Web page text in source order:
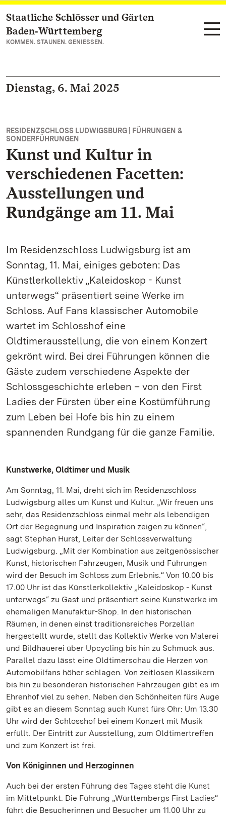
Zum Hauptinhalt springen
Staatliche Schlösser und Gärten
Baden‑Württemberg
KOMMEN. STAUNEN. GENIESSEN.
Dienstag, 6. Mai 2025
RESIDENZSCHLOSS LUDWIGSBURG | FÜHRUNGEN &
SONDERFÜHRUNGEN
Kunst und Kultur in
verschiedenen Facetten:
Ausstellungen und
Rundgänge am 11. Mai
Im Residenzschloss Ludwigsburg ist am
Sonntag, 11. Mai, einiges geboten: Das
Künstlerkollektiv „Kaleidoskop - Kunst
unterwegs“ präsentiert seine Werke im
Schloss. Auf Fans klassischer Automobile
wartet im Schlosshof eine
Oldtimerausstellung, die von einem Konzert
gekrönt wird. Bei drei Führungen können die
Gäste zudem verschiedene Aspekte der
Schlossgeschichte erleben – von den First
Ladies der Fürsten über eine Kostümführung
zum Leben bei Hofe bis hin zu einem
spannenden Rundgang für die ganze Familie.
Kunstwerke, Oldtimer und Musik
Am Sonntag, 11. Mai, dreht sich im Residenzschloss
Ludwigsburg alles um Kunst und Kultur. „Wir freuen uns
sehr, das Residenzschloss einmal mehr als lebendigen
Ort der Begegnung und Inspiration zeigen zu können“,
sagt Stephan Hurst, Leiter der Schlossverwaltung
Ludwigsburg. „Mit der Kombination aus zeitgenössischer
Kunst, historischen Fahrzeugen, Musik und Führungen
wird der Besuch im Schloss zum Erlebnis.“ Von 10.00 bis
17.00 Uhr ist das Künstlerkollektiv „Kaleidoskop - Kunst
unterwegs“ zu Gast und präsentiert seine Kunstwerke im
ehemaligen Manufaktur-Shop. In den historischen
Räumen, in denen einst traditionsreiches Porzellan
hergestellt wurde, stellt das Kollektiv Werke von Malerei
und Bildhauerei über Upcycling bis hin zu Schmuck aus.
Parallel dazu lässt eine Oldtimerschau die Herzen von
Automobilfans höher schlagen. Von zeitlosen Klassikern
bis hin zu besonderen historischen Fahrzeugen gibt es im
Ehrenhof viel zu sehen. Neben den Schönheiten fürs Auge
gibt es an diesem Sonntag auch Kunst fürs Ohr: Um 13.30
Uhr wird der Schlosshof bei einem Konzert mit Musik
erfüllt. Der Eintritt zur Ausstellung, zum Oldtimertreffen
und zum Konzert ist frei.
Von Königinnen und Herzoginnen
Auch bei der ersten Führung des Tages steht die Kunst
im Mittelpunkt. Die Führung „Württembergs First Ladies“
führt die Besucherinnen und Besucher um 11.00 Uhr zu